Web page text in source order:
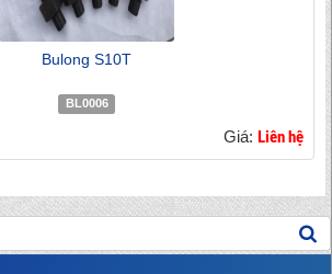
Bulong S10T
BL0006
Giá: Liên hệ